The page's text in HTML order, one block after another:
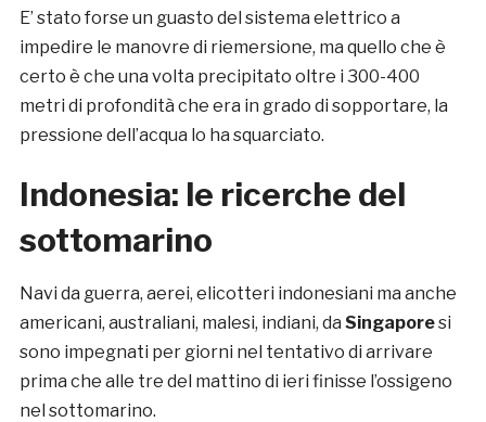
E’ stato forse un guasto del sistema elettrico a
impedire le manovre di riemersione, ma quello che è
certo è che una volta precipitato oltre i 300-400
metri di profondità che era in grado di sopportare, la
pressione dell’acqua lo ha squarciato.
Indonesia: le ricerche del
sottomarino
Navi da guerra, aerei, elicotteri indonesiani ma anche
americani, australiani, malesi, indiani, da Singaporesi
sono impegnati per giorni nel tentativo di arrivare
prima che alle tre del mattino di ieri finisse l’ossigeno
nel sottomarino.